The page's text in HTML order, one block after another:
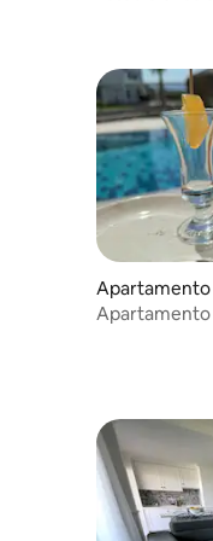
Apartamento
Apartamento